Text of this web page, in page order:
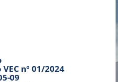
nº 01/2024
09